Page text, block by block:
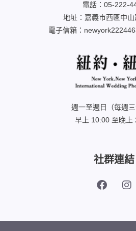
電話：05-222-
地址：嘉義市西區中
電子信箱：
週一至週日（每週三
早上 10:00 至晚上
社群連結